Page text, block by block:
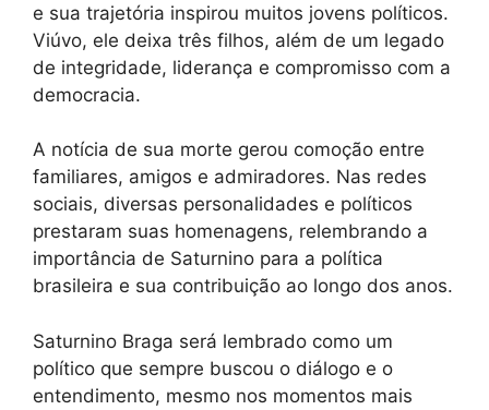
e sua trajetória inspirou muitos jovens políticos.
Viúvo, ele deixa três filhos, além de um legado
de integridade, liderança e compromisso com a
democracia.
A notícia de sua morte gerou comoção entre
familiares, amigos e admiradores. Nas redes
sociais, diversas personalidades e políticos
prestaram suas homenagens, relembrando a
importância de Saturnino para a política
brasileira e sua contribuição ao longo dos anos.
Saturnino Braga será lembrado como um
político que sempre buscou o diálogo e o
entendimento, mesmo nos momentos mais